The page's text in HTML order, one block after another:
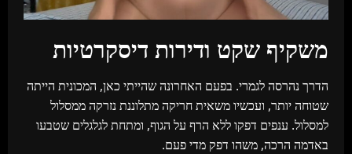
משקיף שקט ודירות דיסקרטיות
הדרך נהרסה לגמרי. בפעם האחרונה שהייתי כאן, המכונית הייתה
שטוחה יותר, ועכשיו משאית חריקה מתלוננת נזרקה ממסלול
למסלול. ענפים דפקו ללא הרף על הגוף, ומתחת לגלגלים שטבעו
באדמה הרכה, משהו דפק מדי פעם.